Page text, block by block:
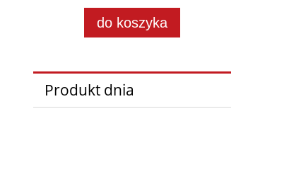
do koszyka
Produkt dnia